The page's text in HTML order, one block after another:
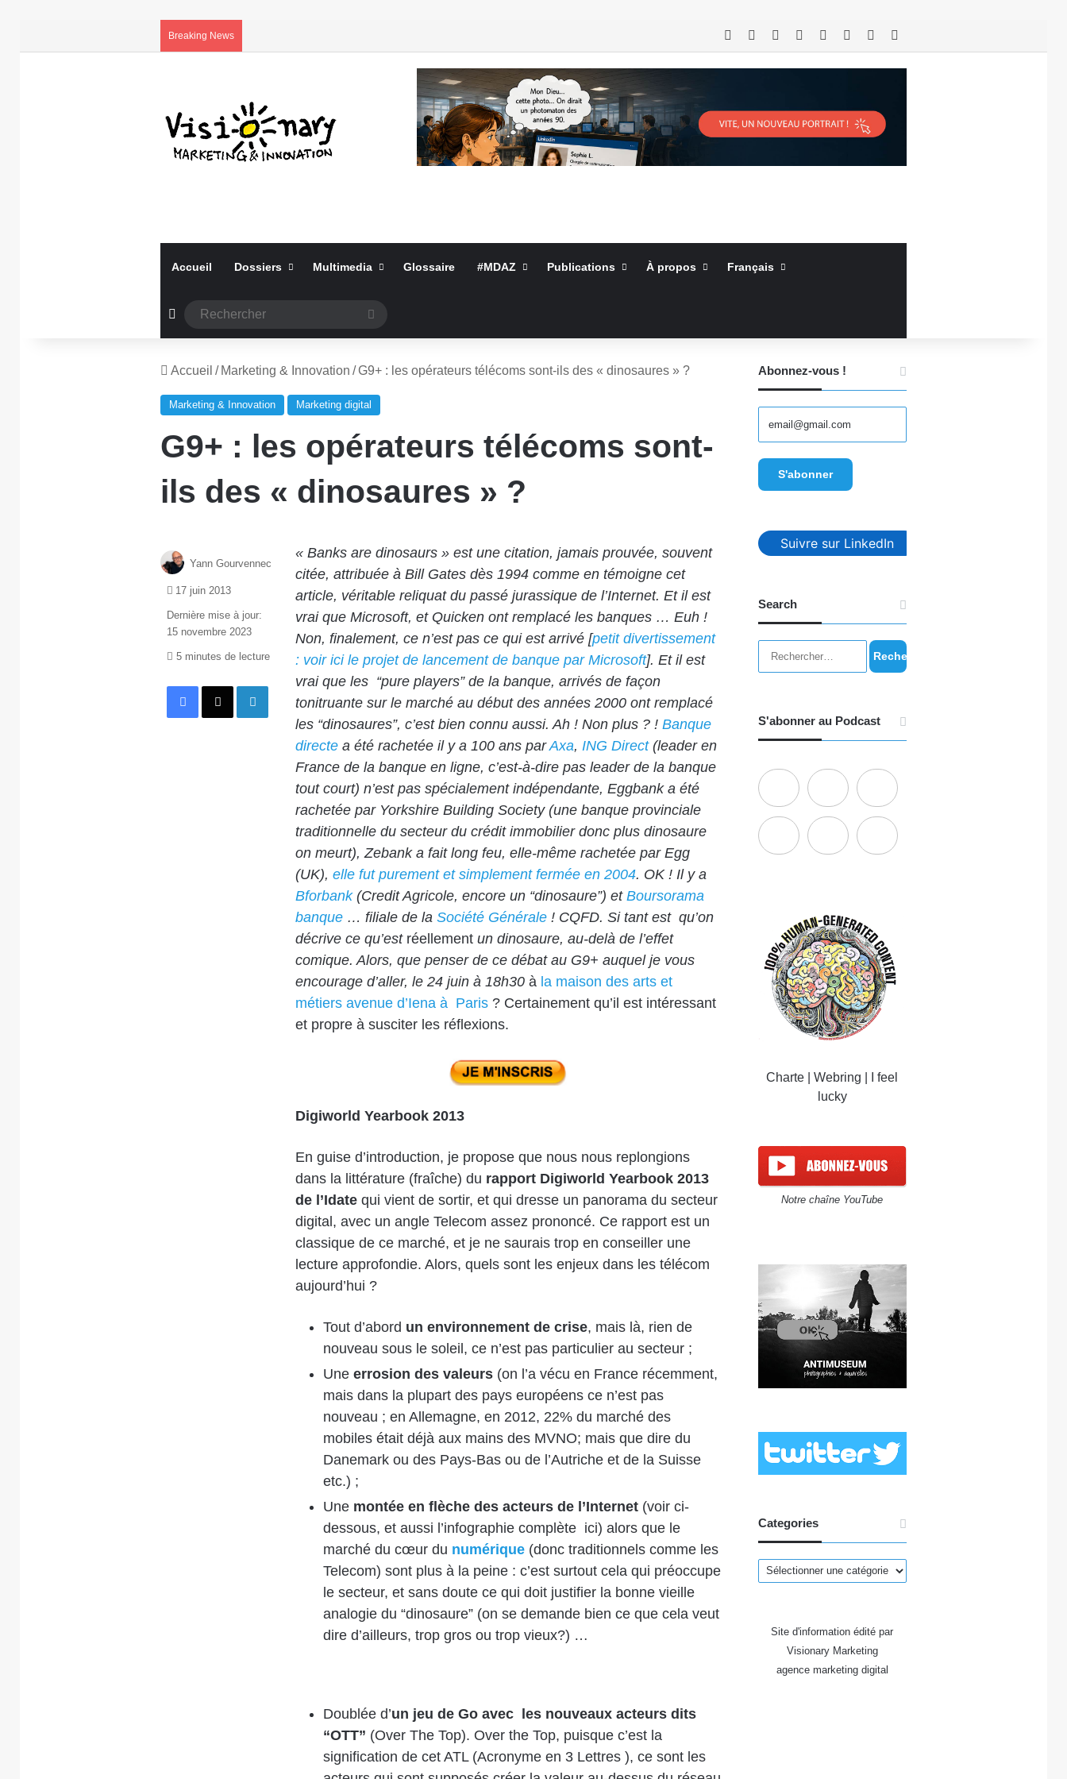
Breaking News RSS Facebook LinkedinYouTubeConnexionArticle Aléatoire
Accueil Dossiers Multimedia Glossaire #MDAZ Publications À propos Français
Article Aléatoire
Accueil / Marketing & Innovation /G9+ : les opérateurs télécoms sont-ils des « dinosaures » ?
Marketing & Innovation Marketing digital
G9+ : les opérateurs télécoms sont-
ils des « dinosaures » ?
« Banks are dinosaurs » est une citation, jamais prouvée, souvent
citée, attribuée à Bill Gates dès 1994 comme en témoigne cet
article, véritable reliquat du passé jurassique de l’Internet. Et il est
vrai que Microsoft, et Quicken ont remplacé les banques … Euh !
Non, finalement, ce n’est pas ce qui est arrivé [petit divertissement
: voir ici le projet de lancement de banque par Microsoft]. Et il est
vrai que les “pure players” de la banque, arrivés de façon
tonitruante sur le marché au début des années 2000 ont remplacé
les “dinosaures”, c’est bien connu aussi. Ah ! Non plus ? ! Banque
directea été rachetée il y a 100 ans parAxa, ING Direct(leader en
France de la banque en ligne, c’est-à-dire pas leader de la banque
tout court) n’est pas spécialement indépendante, Eggbank a été
rachetée par Yorkshire Building Society(une banque provinciale
traditionnelle du secteur du crédit immobilier donc plus dinosaure
on meurt), Zebank a fait long feu, elle-même rachetée par Egg
(UK), elle fut purement et simplement fermée en 2004. OK ! Il y a
Bforbank(Credit Agricole, encore un “dinosaure”) et Boursorama
banque… filiale de la Société Générale! CQFD. Si tant est qu’on
décrive ce qu’est réellementun dinosaure, au-delà de l’effet
comique.Alors, que penser de ce débat au G9+ auquel je vous
encourage d’aller, le 24 juin à 18h30à la maison des arts et
métiers avenue d’Iena à Paris? Certainement qu’il est intéressant
et propre à susciter les réflexions.
Digiworld Yearbook 2013
En guise d’introduction, je propose que nous nous replongions
dans la littérature (fraîche) du rapport Digiworld Yearbook 2013
de l’Idatequi vient de sortir, et qui dresse un panorama du secteur
digital, avec un angle Telecom assez prononcé. Ce rapport est un
classique de ce marché, et je ne saurais trop en conseiller une
lecture approfondie. Alors, quels sont les enjeux dans les télécom
aujourd’hui ?
Tout d’abord un environnement de crise, mais là, rien de
nouveau sous le soleil, ce n’est pas particulier au secteur ;
Une errosion des valeurs(on l’a vécu en France récemment,
mais dans la plupart des pays européens ce n’est pas
nouveau ; en Allemagne, en 2012, 22% du marché des
mobiles était déjà aux mains des MVNO; mais que dire du
Danemark ou des Pays-Bas ou de l’Autriche et de la Suisse
etc.) ;
Une montée en flèche des acteurs de l’Internet(voir ci-
dessous, et aussi l’infographie complète ici) alors que le
marché du cœur du numérique(donc traditionnels comme les
Telecom) sont plus à la peine : c’est surtout cela qui préoccupe
le secteur, et sans doute ce qui doit justifier la bonne vieille
analogie du “dinosaure” (on se demande bien ce que cela veut
dire d’ailleurs, trop gros ou trop vieux?) …
Doublée d’un jeu de Go avec les nouveaux acteurs dits
“OTT” (Over The Top). Over the Top, puisque c’est la
signification de cet ATL (Acronyme en 3 Lettres ), ce sont les
Yann Gourvennec
17 juin 2013
Dernière mise à jour:
15 novembre 2023
5 minutes de lecture
Facebook
X Linkedin
Abonnez-vous !
Suivre sur LinkedIn
Search
Rechercher :
S'abonner au Podcast
Charte |Webring
I feel
lucky
Notre chaîne YouTube
Categories
Categories
Site d'information édité par
Visionary Marketing
agence marketing digital